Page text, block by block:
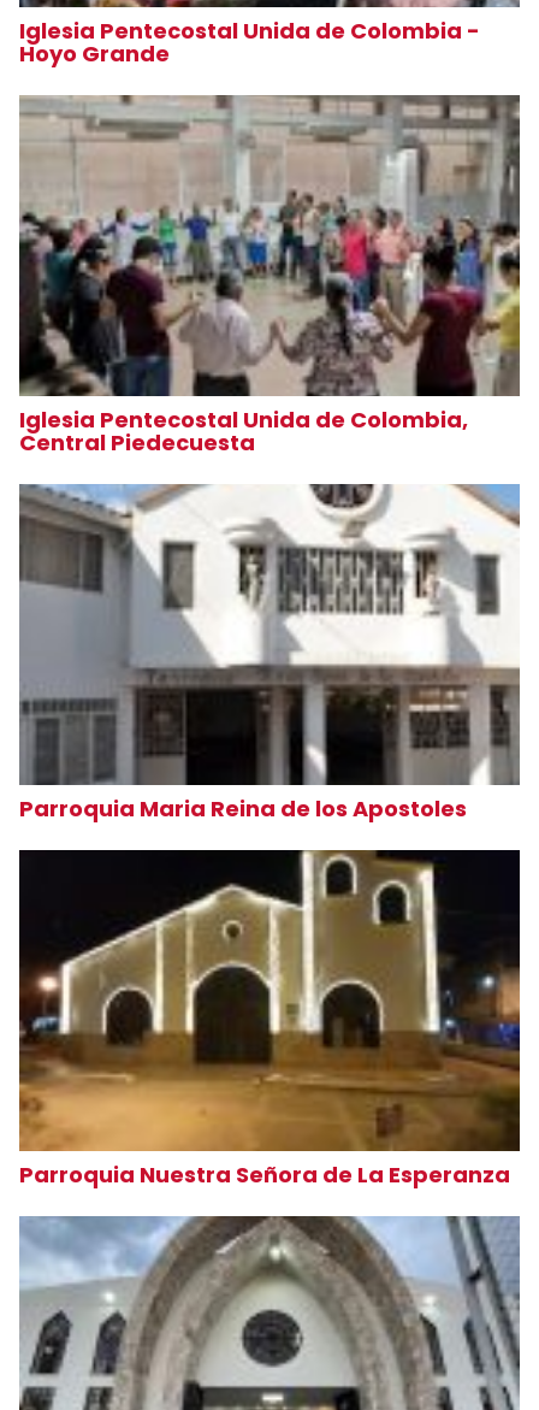
Iglesia Pentecostal Unida de Colombia -
Hoyo Grande
Iglesia Pentecostal Unida de Colombia,
Central Piedecuesta
Parroquia Maria Reina de los Apostoles
Parroquia Nuestra Señora de La Esperanza